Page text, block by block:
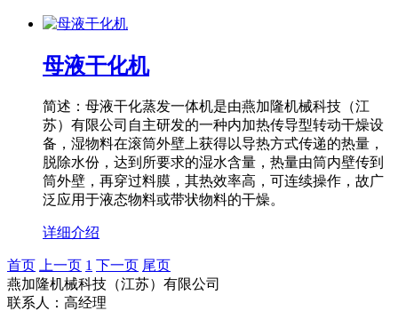
母液干化机
简述：母液干化蒸发一体机是由燕加隆机械科技（江
苏）有限公司自主研发的一种内加热传导型转动干燥设
备，湿物料在滚筒外壁上获得以导热方式传递的热量，
脱除水份，达到所要求的湿水含量，热量由筒内壁传到
筒外壁，再穿过料膜，其热效率高，可连续操作，故广
泛应用于液态物料或带状物料的干燥。
详细介绍
首页 上一页 1 下一页 尾页
燕加隆机械科技（江苏）有限公司
联系人：高经理